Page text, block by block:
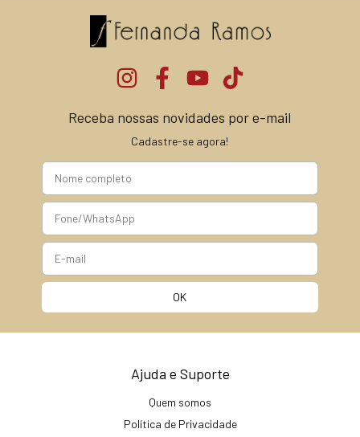
Receba nossas novidades por e-mail
Cadastre-se agora!
Ajuda e Suporte
Quem somos
Política de Privacidade